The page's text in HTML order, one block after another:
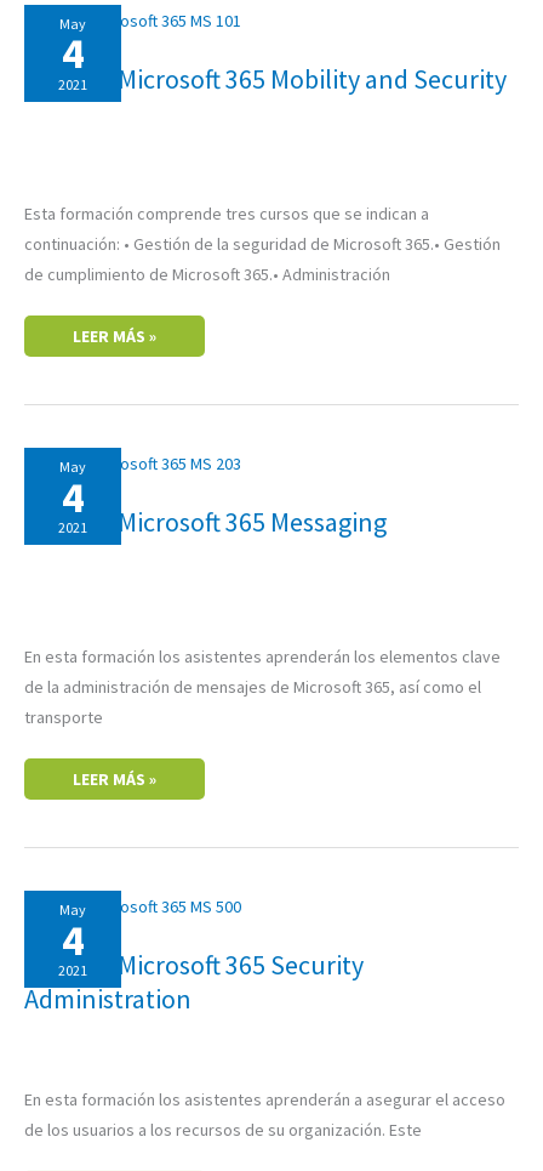
May
4
2021
MS-101: Microsoft 365 Mobility and Security
Esta formación comprende tres cursos que se indican a
continuación: • Gestión de la seguridad de Microsoft 365.• Gestión
de cumplimiento de Microsoft 365.• Administración
MS-
101:
MICROSOFT
365
MOBILITY
AND
LEER MÁS »
May
4
2021
MS-203: Microsoft 365 Messaging
En esta formación los asistentes aprenderán los elementos clave
de la administración de mensajes de Microsoft 365, así como el
transporte
MS-
203:
MICROSOFT
365
MESSAGING
LEER MÁS »
May
4
2021
MS-500: Microsoft 365 Security
Administration
En esta formación los asistentes aprenderán a asegurar el acceso
de los usuarios a los recursos de su organización. Este
500:
MICROSOFT
365
SECURITY
ADMINISTRATION